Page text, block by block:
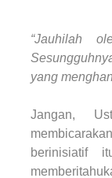
“Jauhilah
yang
Jangan,
berinisiatif